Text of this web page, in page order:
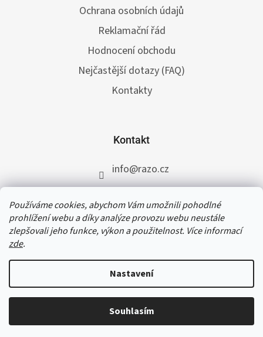
Používáme cookies, abychom Vám umožnili pohodlné
prohlížení webu a díky analýze provozu webu neustále
zlepšovali jeho funkce, výkon a použitelnost. Více informací
zde.
Nastavení
Souhlasím
čtvrtka 30. 7. 2026 do 12:30 vyřídíme ještě téhož
dne, všem ostatním objednávkám se opět
pochopení a přejeme příjemné letní dny.
Ochrana osobních údajů
Reklamační řád
Hodnocení obchodu
Nejčastější dotazy (FAQ)
Kontakty
Kontakt
info@razo.cz
+420 731 422 117
RAZO.cz
RAZO.cz. Všechna práva vyhrazena.